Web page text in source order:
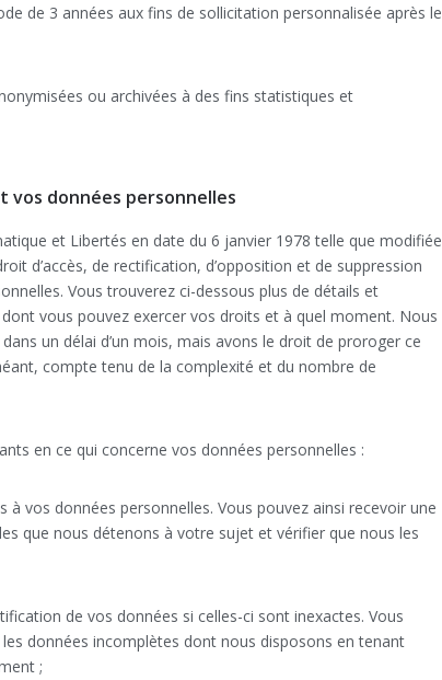
de 3 années aux fins de sollicitation personnalisée après le
ou archivées à des fins statistiques et
vos données personnelles
et Libertés en date du 6 janvier 1978 telle que modifiée
d’accès, de rectification, d’opposition et de suppression
Vous trouverez ci-dessous plus de détails et
vous pouvez exercer vos droits et à quel moment. Nous
un délai d’un mois, mais avons le droit de proroger ce
compte tenu de la complexité et du nombre de
en ce qui concerne vos données personnelles :
à vos données personnelles. Vous pouvez ainsi recevoir une
que nous détenons à votre sujet et vérifier que nous les
de vos données si celles-ci sont inexactes. Vous
données incomplètes dont nous disposons en tenant
;